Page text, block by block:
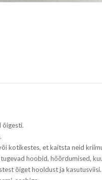
õigesti.
kotikestes, et kaitsta neid
hoobid, hõõrdumised,
õiget hooldust ja kasutusviisi.